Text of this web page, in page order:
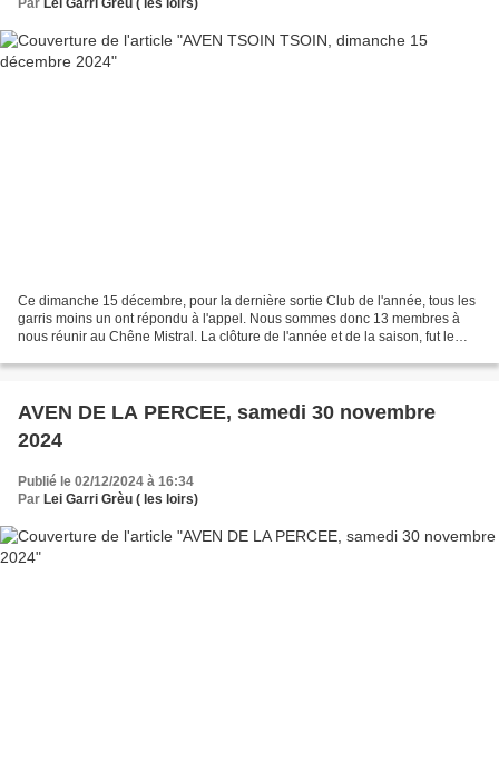
Ce dimanche 15 décembre, pour la dernière sortie Club de l'année, tous les
garris moins un ont répondu à l'appel. Nous sommes donc 13 membres à
nous réunir au Chêne Mistral. La clôture de l'année et de la saison, fut le
AVEN DE LA PERCEE, samedi 30 novembre
2024
Publié le 02/12/2024 à 16:34
Par Lei Garri Grèu ( les loirs)